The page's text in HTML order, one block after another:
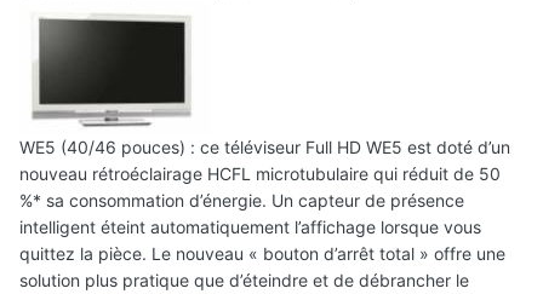
WE5 (40/46 pouces) : ce téléviseur Full HD WE5 est doté d’un
nouveau rétroéclairage HCFL microtubulaire qui réduit de 50
%* sa consommation d’énergie. Un capteur de présence
intelligent éteint automatiquement l’affichage lorsque vous
quittez la pièce. Le nouveau « bouton d’arrêt total » offre une
solution plus pratique que d’éteindre et de débrancher le